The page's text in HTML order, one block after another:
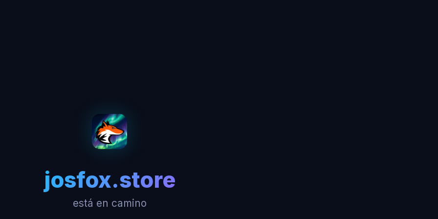
josfox.store
está en camino